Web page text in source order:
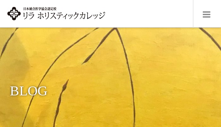
BLOG